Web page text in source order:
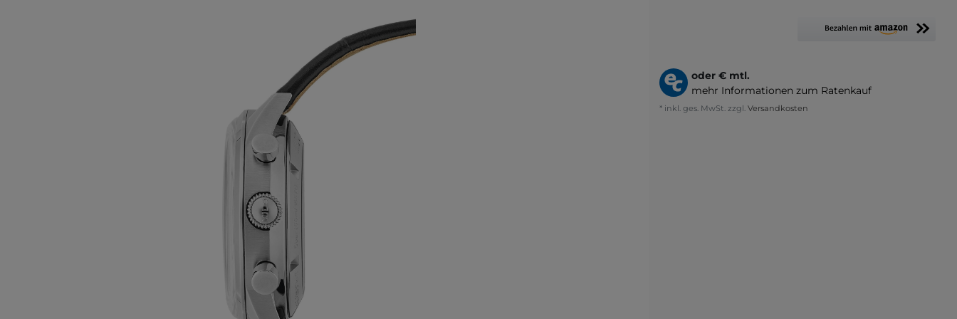
oder € mtl.
mehr Informationen zum Ratenkauf
* inkl. ges. MwSt. zzgl. Versandkosten